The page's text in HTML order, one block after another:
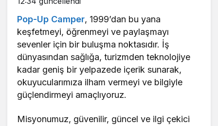
Pop-Up Camper, 1999’dan bu yana
keşfetmeyi, öğrenmeyi ve paylaşmayı
sevenler için bir buluşma noktasıdır. İş
dünyasından sağlığa, turizmden teknolojiye
kadar geniş bir yelpazede içerik sunarak,
okuyucularımıza ilham vermeyi ve bilgiyle
güçlendirmeyi amaçlıyoruz.
Misyonumuz, güvenilir, güncel ve ilgi çekici